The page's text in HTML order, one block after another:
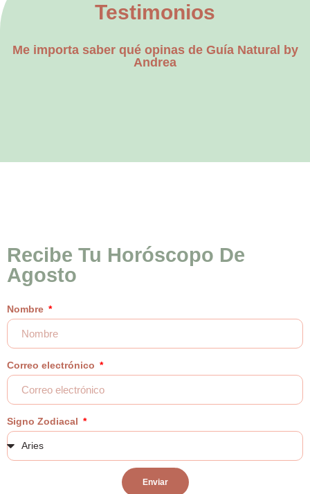
Testimonios
Me importa saber qué opinas de Guía Natural by
Andrea
Recibe Tu Horóscopo De
Agosto
Nombre
Correo electrónico
Signo Zodiacal
Enviar